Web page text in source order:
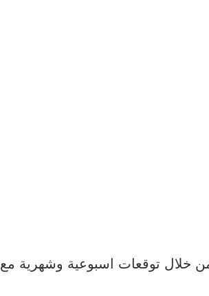
اليوم من خلال توقعات اسبوعية وشهرية مع